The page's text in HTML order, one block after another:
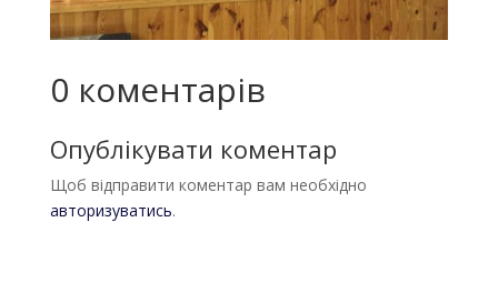
0 коментарів
Опублікувати коментар
Щоб відправити коментар вам необхідно
авторизуватись.